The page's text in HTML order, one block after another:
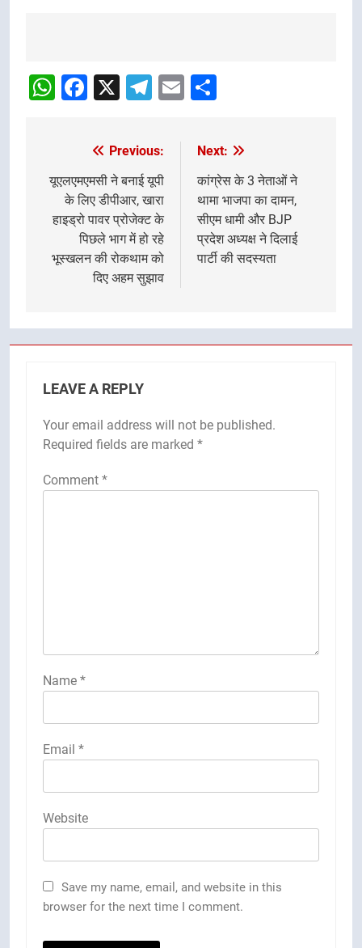
Navigation
WhatsApp
Facebook
X Telegram
Email
navigation
Previous:
यूएलएमएमसी ने बनाई यूपी
के लिए डीपीआर, खारा
हाइड्रो पावर प्रोजेक्ट के
पिछले भाग में हो रहे
भूस्खलन की रोकथाम को
दिए अहम सुझाव
Next:
कांग्रेस के 3 नेताओं ने
थामा भाजपा का दामन,
सीएम धामी और BJP
प्रदेश अध्यक्ष ने दिलाई
पार्टी की सदस्यता
LEAVE A REPLY
Your email address will not be published.
Required fields are marked *
Comment *
Name *
Email *
Website
Save my name, email, and website in this
browser for the next time I comment.